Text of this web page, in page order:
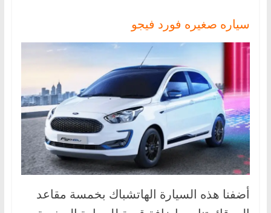
سياره صغيره فورد فيجو
أضفنا هذه السيارة الهاتشباك بخمسة مقاعد